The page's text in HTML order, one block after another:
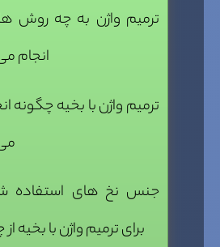
انجام
برای ترمیم واژن با بخیه